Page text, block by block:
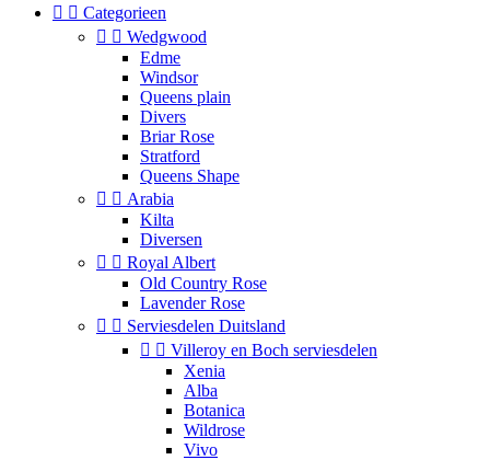
  Categorieen
  Wedgwood
Edme
Windsor
Queens plain
Divers
Briar Rose
Stratford
Queens Shape
  Arabia
Kilta
Diversen
  Royal Albert
Old Country Rose
Lavender Rose
  Serviesdelen Duitsland
  Villeroy en Boch serviesdelen
Xenia
Alba
Botanica
Wildrose
Vivo